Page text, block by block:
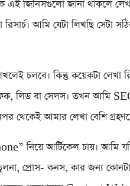
এই জিনিসগুলো জানা থাকলে
আমি যেটা লিখছি সেটা
চলবে। কিন্তু কয়েকটা লেখা
লিড বা সেলস। তখন আমি
থেকেই আমার লেখা বেশি
নিয়ে আর্টিকেল চায়। আমি
প্রোস- কনস, কার জন্য